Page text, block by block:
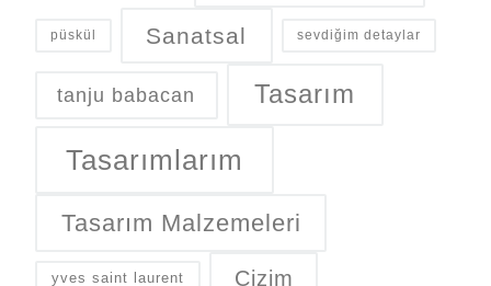
püskül Sanatsal sevdiğim detaylar
tanju babacan Tasarım
Tasarımlarım
Tasarım Malzemeleri
yves saint laurent Çizim